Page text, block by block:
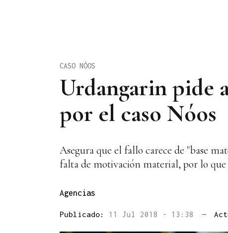
Urdangarin pide
por el caso Nóos
CASO NÓOS
Asegura que el fallo carece de "base
falta de motivación material, por lo
Agencias
Publicado: 11 Jul 2018 - 13:38 —